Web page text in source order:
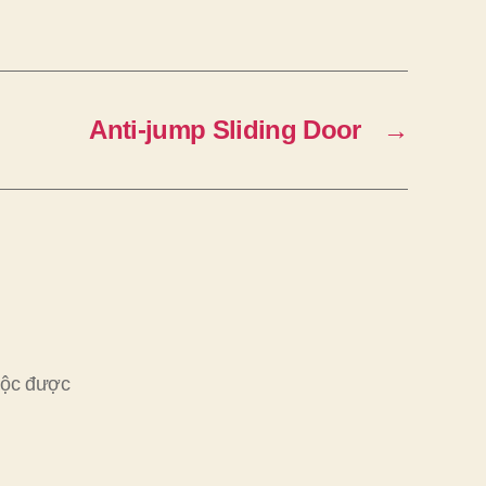
→
Anti-jump Sliding Door
được